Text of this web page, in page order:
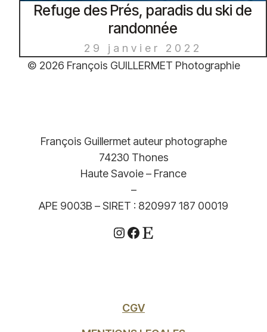
Refuge des Prés, paradis du ski de
randonnée
29 janvier 2022
© 2026 François GUILLERMET Photographie
François Guillermet auteur photographe
74230 Thones
Haute Savoie – France
–
APE 9003B – SIRET : 820997 187 00019
Instagram
Facebook
Etsy
CGV